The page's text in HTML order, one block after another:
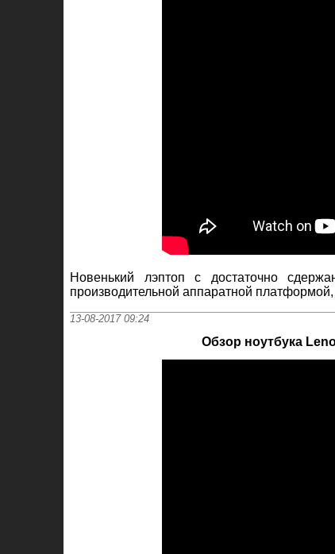
Новенький лэптоп с достаточно
производительной аппаратной
13-08-2017 09:24
Обзор ноутбука